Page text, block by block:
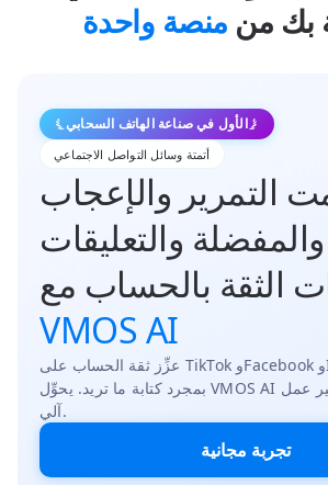
بك من منصة واحدة
الأول في صناعة الهاتف السحابي
أتمتة وسائل التواصل الاجتماعي
التمرير والإعجاب
والمفضلة والتعليقات
الثقة بالحساب مع
VMOS AI
عزِّز ثقة الحساب على TikTok وFacebook وIG وWhatsApp
بمجرد كتابة ما تريد. يحوِّل VMOS AI النصوص إلى سير عمل
آلي.
تجربة مجانية